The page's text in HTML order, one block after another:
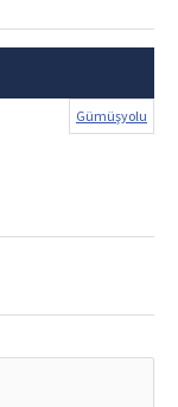
Gümüşyolu